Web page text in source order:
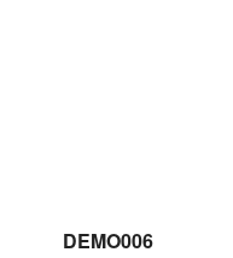
DEMO006